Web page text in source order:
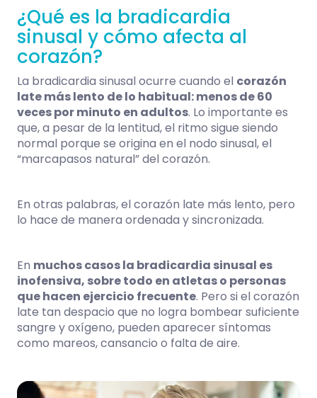
¿Qué es la bradicardia
sinusal y cómo afecta al
corazón?
La bradicardia sinusal ocurre cuando el corazón
late más lento de lo habitual: menos de 60
veces por minuto en adultos. Lo importante es
que, a pesar de la lentitud, el ritmo sigue siendo
normal porque se origina en el nodo sinusal, el
“marcapasos natural” del corazón.
En otras palabras, el corazón late más lento, pero
lo hace de manera ordenada y sincronizada.
En muchos casos la bradicardia sinusal es
inofensiva, sobre todo en atletas o personas
que hacen ejercicio frecuente. Pero si el corazón
late tan despacio que no logra bombear suficiente
sangre y oxígeno, pueden aparecer síntomas
como mareos, cansancio o falta de aire.